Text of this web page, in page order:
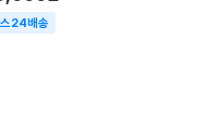
24배송